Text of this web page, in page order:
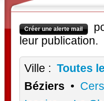
Créer une alerte mail
leur
Ville :
Béziers •